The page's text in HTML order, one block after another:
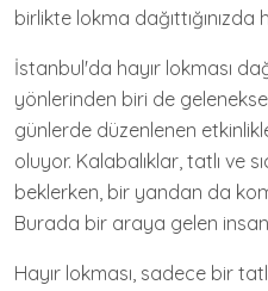
birlikte lokma
İstanbul'da hayır lokması
yönlerinden biri de
günlerde düzenlenen
oluyor. Kalabalıklar, tatlı ve
beklerken, bir yandan da
Burada bir araya gelen
Hayır lokması, sadece bir